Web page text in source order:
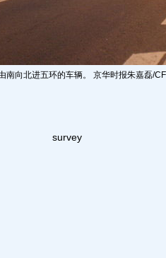
南向北进五环的车辆。 京华时报朱嘉磊/
survey